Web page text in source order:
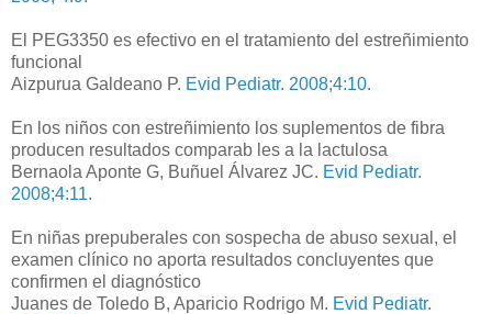
El PEG3350 es efectivo en el tratamiento del estreñimiento
funcional
Aizpurua Galdeano P. Evid Pediatr. 2008;4:10.
En los niños con estreñimiento los suplementos de fibra
producen resultados comparab les a la lactulosa
Bernaola Aponte G, Buñuel Álvarez JC. Evid Pediatr.
2008;4:11.
En niñas prepuberales con sospecha de abuso sexual, el
examen clínico no aporta resultados concluyentes que
confirmen el diagnóstico
Juanes de Toledo B, Aparicio Rodrigo M. Evid Pediatr.